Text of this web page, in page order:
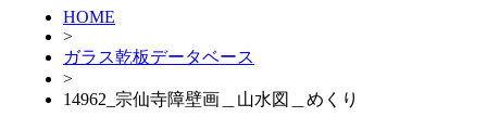
HOME
>
ガラス乾板データベース
>
14962_宗仙寺障壁画＿山水図＿めくり